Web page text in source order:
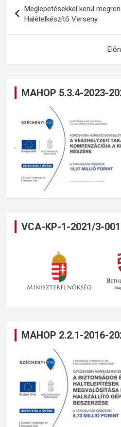
navigáció
Meglepetésekkel kerül
Halételkészítő Verseny
MAHOP 5.3.4-2023-
VCA-KP-1-2021/3-
MAHOP 2.2.1-2016-